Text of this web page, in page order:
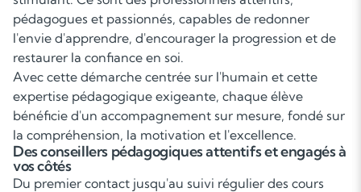
pédagogues et passionnés, capables de redonner
l'envie d'apprendre, d'encourager la progression et de
restaurer la confiance en soi.
Avec cette démarche centrée sur l'humain et cette
expertise pédagogique exigeante, chaque élève
bénéficie d'un accompagnement sur mesure, fondé sur
la compréhension, la motivation et l'excellence.
Des conseillers pédagogiques attentifs et engagés à
vos côtés
Du premier contact jusqu'au suivi régulier des cours